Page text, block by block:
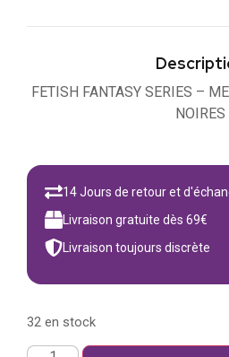
FETISH FANTASY SERIES –
NOIRES
14 Jours de retour et
Livraison gratuite dès 69€
Livraison toujours discrète
32 en stock